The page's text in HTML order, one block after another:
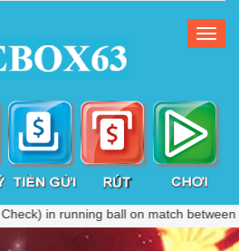
on match between